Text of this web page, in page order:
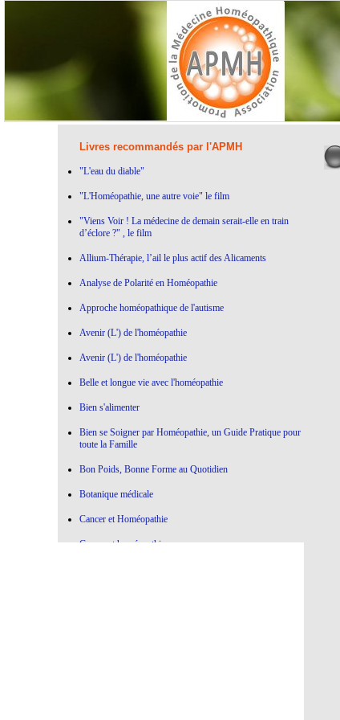
Livres recommandés par l'APMH
"L'eau du diable"
"L'Homéopathie, une autre voie" le film
"Viens Voir ! La médecine de demain serait-elle en train
d’éclore ?" , le film
Allium-Thérapie, l’ail le plus actif des Alicaments
Analyse de Polarité en Homéopathie
Approche homéopathique de l'autisme
Avenir (L') de l'homéopathie
Avenir (L') de l'homéopathie
Belle et longue vie avec l'homéopathie
Bien s'alimenter
Bien se Soigner par Homéopathie, un Guide Pratique pour
toute la Famille
Bon Poids, Bonne Forme au Quotidien
Botanique médicale
Cancer et Homéopathie
Cancer et homéopathie